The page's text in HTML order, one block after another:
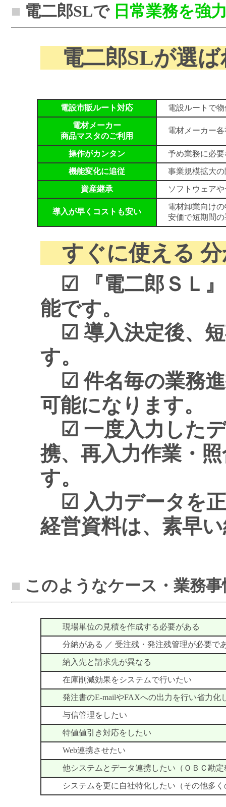
■ 電二郎SLで日常業務を強
電二郎SLが選
電設市販ルート対応 電設ルートで物
電材メーカー
商品マスタのご利用
電材メーカー各
操作がカンタン 予め業務に必要
機能変化に追従 事業規模拡大の
資産継承 ソフトウェアや
導入が早くコストも安い
電材卸業向けの
安価で短期間の
すぐに使える
☑ 『電二郎ＳＬ』
能です。
☑ 導入決定後、短
す。
☑ 件名毎の業務進
可能になります。
☑ 一度入力したデ
携、再入力作業・
す。
☑ 入力データを正
経営資料は、素早
■ このようなケース・業務
現場単位の見積を作成する必要がある
分納がある ／ 受注残・発注残管理が必要で
納入先と請求先が異なる
在庫削減効果をシステムで行いたい
発注書のE-mailやFAXへの出力を行い省力化
与信管理をしたい
特値値引き対応をしたい
Web連携させたい
他システムとデータ連携したい（ＯＢＣ勘定
システムを更に自社特化したい（その他多く